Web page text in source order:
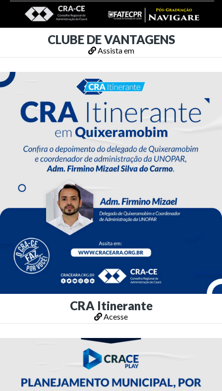
CLUBE DE VANTAGENS
Assista em
CRA Itinerante
Acesse